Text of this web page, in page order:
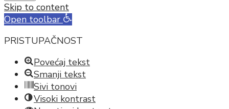
Skip to content
Open toolbar
PRISTUPAČNOST
Povećaj tekst
Smanji tekst
Sivi tonovi
Visoki kontrast